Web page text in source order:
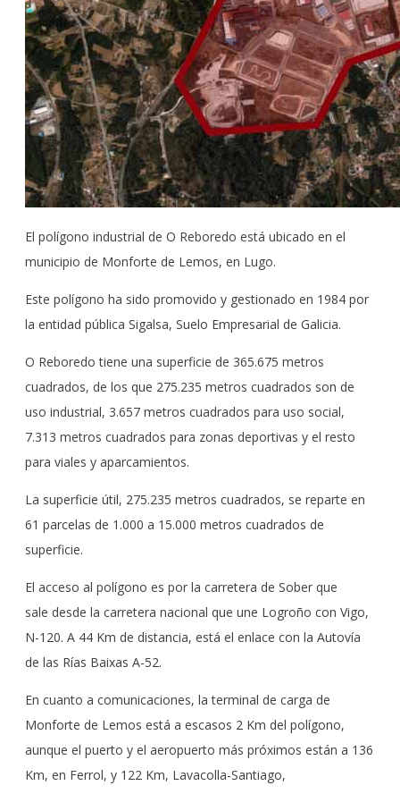
El polígono industrial de O Reboredo está ubicado en el
municipio de Monforte de Lemos, en Lugo.
Este polígono ha sido promovido y gestionado en 1984 por
la entidad pública Sigalsa, Suelo Empresarial de Galicia.
O Reboredo tiene una superficie de 365.675 metros
cuadrados, de los que 275.235 metros cuadrados son de
uso industrial, 3.657 metros cuadrados para uso social,
7.313 metros cuadrados para zonas deportivas y el resto
para viales y aparcamientos.
La superficie útil, 275.235 metros cuadrados, se reparte en
61 parcelas de 1.000 a 15.000 metros cuadrados de
superficie.
El acceso al polígono es por la carretera de Sober que
sale desde la carretera nacional que une Logroño con Vigo,
N-120. A 44 Km de distancia, está el enlace con la Autovía
de las Rías Baixas A-52.
En cuanto a comunicaciones, la terminal de carga de
Monforte de Lemos está a escasos 2 Km del polígono,
aunque el puerto y el aeropuerto más próximos están a 136
Km, en Ferrol, y 122 Km, Lavacolla-Santiago,